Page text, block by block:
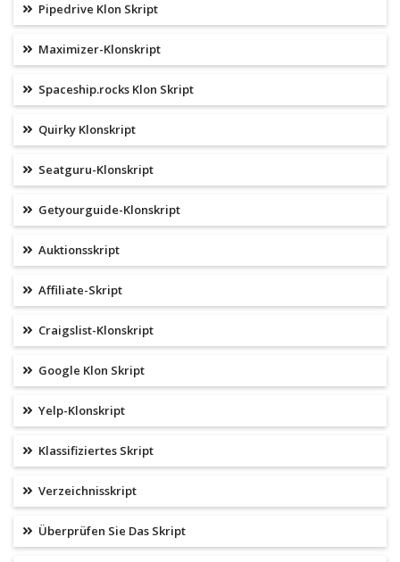
Pipedrive Klon Skript
Maximizer-Klonskript
Spaceship.rocks Klon Skript
Quirky Klonskript
Seatguru-Klonskript
Getyourguide-Klonskript
Auktionsskript
Affiliate-Skript
Craigslist-Klonskript
Google Klon Skript
Yelp-Klonskript
Klassifiziertes Skript
Verzeichnisskript
Überprüfen Sie Das Skript